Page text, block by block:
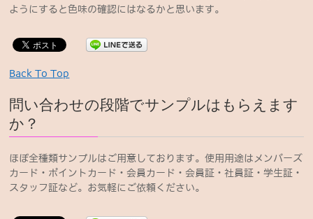
ようにすると色味の確認にはなるかと思います。
Back To Top
問い合わせの段階でサンプルはもらえます
か？
ほぼ全種類サンプルはご用意しております。使用用途はメンバーズ
カード・ポイントカード・会員カード・会員証・社員証・学生証・
スタッフ証など。お気軽にご依頼ください。